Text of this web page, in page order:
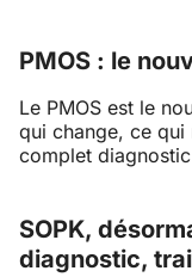
PMOS : le
Le PMOS est le
qui change, ce
complet
SOPK,
diagnostic,